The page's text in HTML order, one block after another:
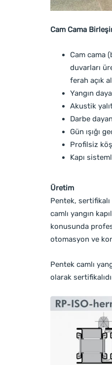
Cam Cama
Cam cama
duvarları
ferah açık
Yangın
Akustik
Darbe
Gün ışığı
Profilsiz
Kapı
Üretim
Pentek,
camlı yangın
konusunda
otomasyon ve
Pentek camlı
olarak